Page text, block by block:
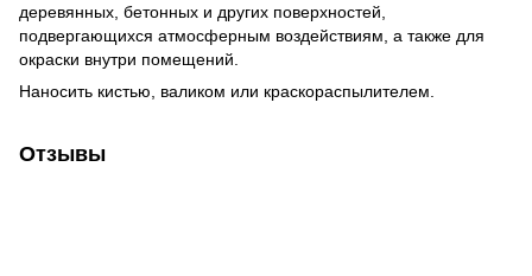
деревянных, бетонных и других поверхностей,
подвергающихся атмосферным воздействиям, а также для
окраски внутри помещений.
Наносить кистью, валиком или краскораспылителем.
Отзывы